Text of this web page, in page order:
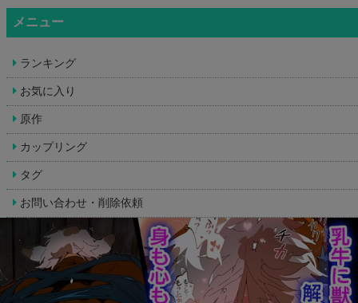
メニュー
ランキング
お気に入り
原作
カップリング
タグ
お問い合わせ・削除依頼